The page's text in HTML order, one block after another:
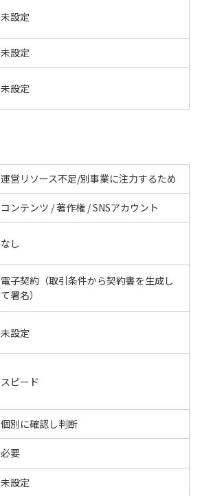
未設定
未設定
未設定
運営リソース不足/別事業に注力するため
コンテンツ / 著作権 / SNSアカウント
なし
電子契約（取引条件から契約書を生成し
て署名）
未設定
スピード
個別に確認し判断
必要
未設定